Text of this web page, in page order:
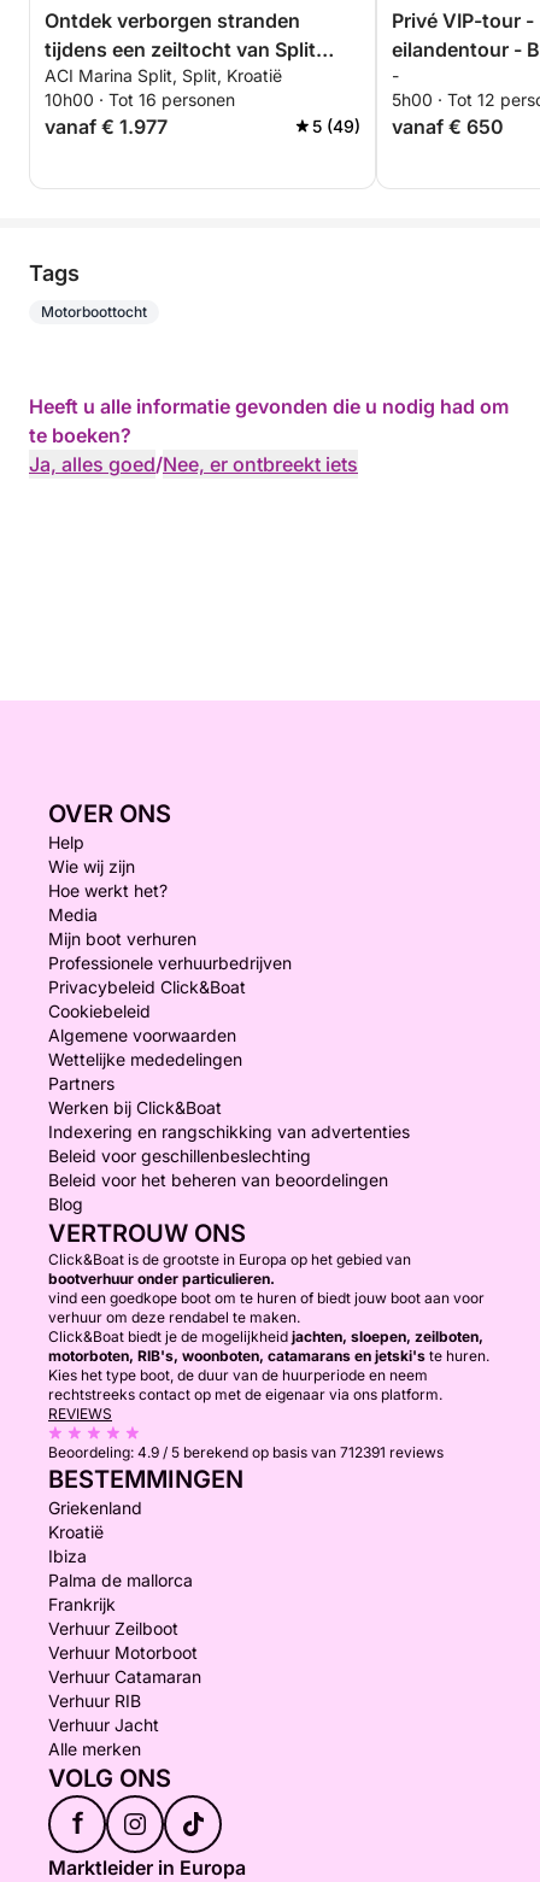
Ontdek verborgen stranden
tijdens een zeiltocht van Split
naar het eiland Solta
ACI Marina Split, Split, Kroatië
10h00 · Tot 16 personen
vanaf € 1.977 5 (49)
Privé VIP-tour -
eilandentour -
scheepswrak
Maslinica
-
5h00 · Tot 12
vanaf € 650
Tags
Motorboottocht
Heeft u alle informatie gevonden die u nodig had om
te boeken?
Ja, alles goed/Nee, er ontbreekt iets
OVER ONS
Help
Wie wij zijn
Hoe werkt het?
Media
Mijn boot verhuren
Professionele verhuurbedrijven
Privacybeleid Click&Boat
Cookiebeleid
Algemene voorwaarden
Wettelijke mededelingen
Partners
Werken bij Click&Boat
Indexering en rangschikking van advertenties
Beleid voor geschillenbeslechting
Beleid voor het beheren van beoordelingen
Blog
VERTROUW ONS
Click&Boat is de grootste in Europa op het gebied van
bootverhuur onder particulieren.
vind een goedkope boot om te huren of biedt jouw boot aan voor
verhuur om deze rendabel te maken.
Click&Boat biedt je de mogelijkheid jachten, sloepen, zeilboten,
motorboten, RIB's, woonboten, catamarans en jetski's te huren.
Kies het type boot, de duur van de huurperiode en neem
rechtstreeks contact op met de eigenaar via ons platform.
REVIEWS
Beoordeling: 4.9 / 5 berekend op basis van 712391 reviews
BESTEMMINGEN
Griekenland
Kroatië
Ibiza
Palma de mallorca
Frankrijk
Verhuur Zeilboot
Verhuur Motorboot
Verhuur Catamaran
Verhuur RIB
Verhuur Jacht
Alle merken
VOLG ONS
f
Marktleider in Europa